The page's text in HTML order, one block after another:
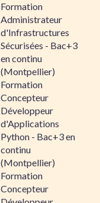
Formation
Administrateur
d'Infrastructures
Sécurisées - Bac+3
en continu
(Montpellier)
Formation
Concepteur
Développeur
d'Applications
Python - Bac+3 en
continu
(Montpellier)
Formation
Concepteur